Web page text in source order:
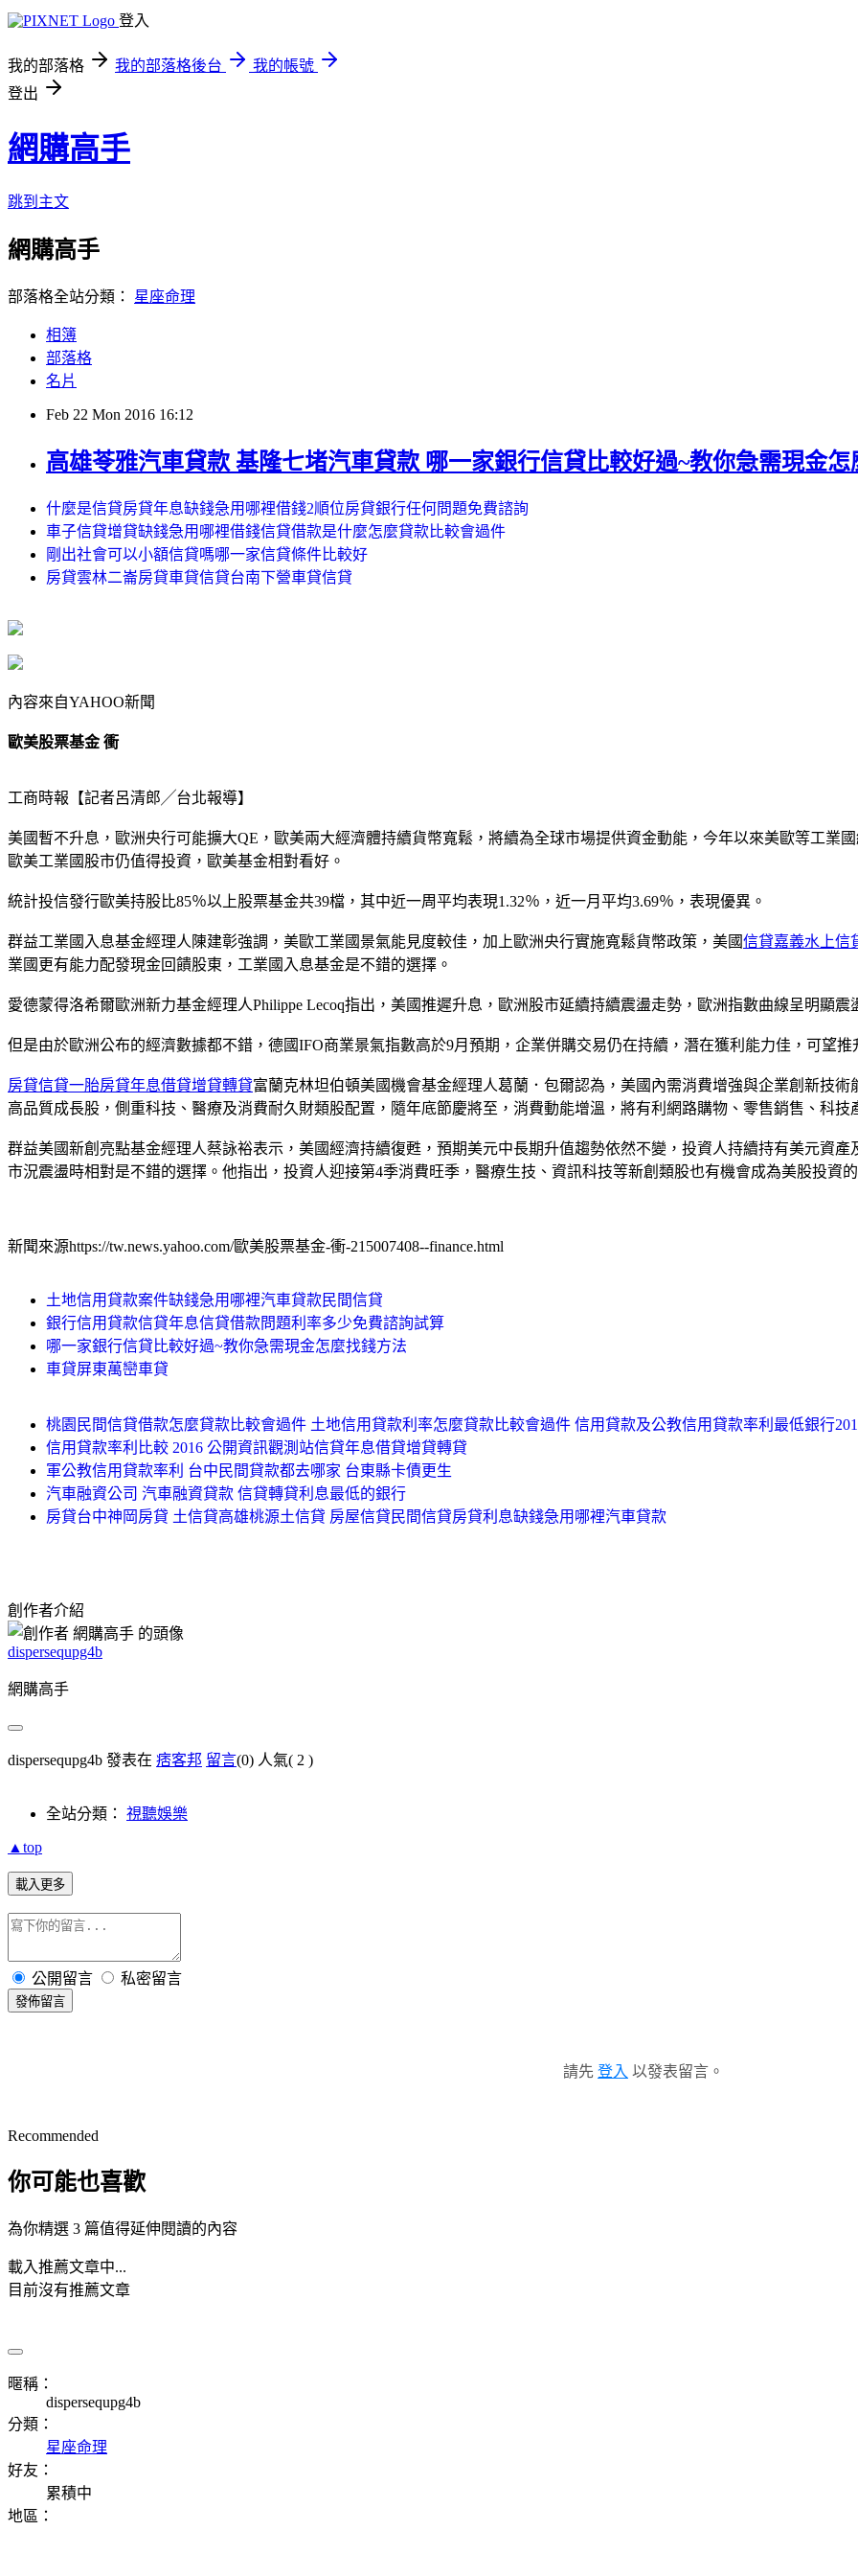
登入
我的部落格 我的部落格後台
我的帳號
登出
網購高手
跳到主文
網購高手
部落格全站分類： 星座命理
相簿
部落格
名片
Feb 22 Mon 2016 16:12
高雄苓雅汽車貸款 基隆七堵汽車貸款 哪一家銀行信貸比較好過~教你急需現金怎
什麼是信貸房貸年息缺錢急用哪裡借錢2順位房貸銀行任何問題免費諮詢
車子信貸增貸缺錢急用哪裡借錢信貸借款是什麼怎麼貸款比較會過件
剛出社會可以小額信貸嗎哪一家信貸條件比較好
房貸雲林二崙房貸車貸信貸台南下營車貸信貸
內容來自YAHOO新聞
歐美股票基金 衝
工商時報【記者呂清郎╱台北報導】
美國暫不升息，歐洲央行可能擴大QE，歐美兩大經濟體持續貨幣寬鬆，將續為全球市場提供資金動能，今年以來美歐等工業
歐美工業國股市仍值得投資，歐美基金相對看好。
統計投信發行歐美持股比85％以上股票基金共39檔，其中近一周平均表現1.32％，近一月平均3.69％，表現優異。
群益工業國入息基金經理人陳建彰強調，美歐工業國景氣能見度較佳，加上歐洲央行實施寬鬆貨幣政策，美國信貸嘉義水上信
業國更有能力配發現金回饋股東，工業國入息基金是不錯的選擇。
愛德蒙得洛希爾歐洲新力基金經理人Philippe Lecoq指出，美國推遲升息，歐洲股市延續持續震盪走勢，歐洲指數曲線呈明顯
但是由於歐洲公布的經濟數據都不錯，德國IFO商業景氣指數高於9月預期，企業併購交易仍在持續，潛在獲利能力佳，可望推
房貸信貸一胎房貸年息借貸增貸轉貸富蘭克林坦伯頓美國機會基金經理人葛蘭．包爾認為，美國內需消費增強與企業創新技
高品質成長股，側重科技、醫療及消費耐久財類股配置，隨年底節慶將至，消費動能增溫，將有利網路購物、零售銷售、科技
群益美國新創亮點基金經理人蔡詠裕表示，美國經濟持續復甦，預期美元中長期升值趨勢依然不變，投資人持續持有美元資
市況震盪時相對是不錯的選擇。他指出，投資人迎接第4季消費旺季，醫療生技、資訊科技等新創類股也有機會成為美股投資
新聞來源https://tw.news.yahoo.com/歐美股票基金-衝-215007408--finance.html
土地信用貸款案件缺錢急用哪裡汽車貸款民間信貸
銀行信用貸款信貸年息信貸借款問題利率多少免費諮詢試算
哪一家銀行信貸比較好過~教你急需現金怎麼找錢方法
車貸屏東萬巒車貸
桃園民間信貸借款怎麼貸款比較會過件 土地信用貸款利率怎麼貸款比較會過件 信用貸款及公教信用貸款率利最低銀行
信用貸款率利比較 2016 公開資訊觀測站信貸年息借貸增貸轉貸
軍公教信用貸款率利 台中民間貸款都去哪家 台東縣卡債更生
汽車融資公司 汽車融資貸款 信貸轉貸利息最低的銀行
房貸台中神岡房貸 土信貸高雄桃源土信貸 房屋信貸民間信貸房貸利息缺錢急用哪裡汽車貸款
創作者介紹
dispersequpg4b
網購高手
dispersequpg4b 發表在 痞客邦 留言(0) 人氣( 2 )
全站分類： 視聽娛樂
▲top
載入更多
公開留言 私密留言
發佈留言
請先 登入 以發表留言。
Recommended
你可能也喜歡
為你精選 3 篇值得延伸閱讀的內容
載入推薦文章中...
目前沒有推薦文章
暱稱：
dispersequpg4b
分類：
星座命理
好友：
累積中
地區：